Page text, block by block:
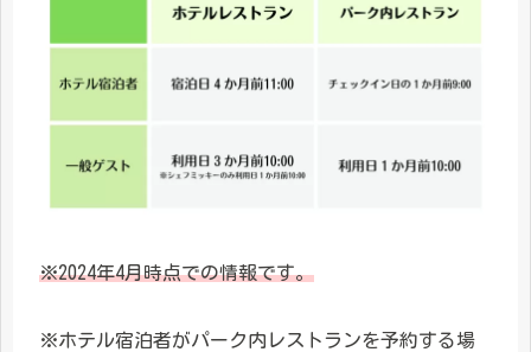
※2024年4月時点での情報です。
※ホテル宿泊者がパーク内レストランを予約する場